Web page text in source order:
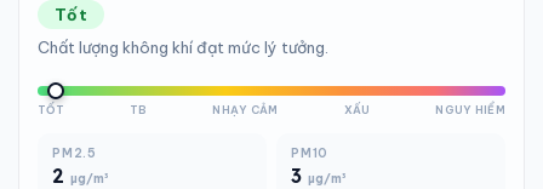
Tốt
Chất lượng không khí đạt mức lý tưởng.
TỐT TB NHẠY CẢM XẤU NGUY HIỂM
PM2.5
2 µg/m³
PM10
3 µg/m³